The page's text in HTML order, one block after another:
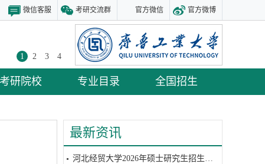
官方微博
官方微信
考研交流群
微信客服
1 2 3 4
考研院校 专业目录 全国招生
最新资讯
河北经贸大学2026年硕士研究生招生考试复试参考书目